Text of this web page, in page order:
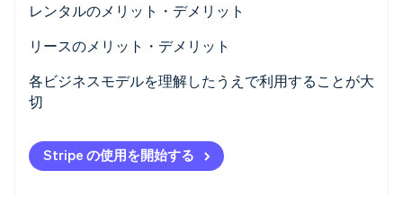
Stripe Sessions 2026
Stripe が AI の経済インフラをどのように構築しているかを
ご覧ください。
レンタルとは？
リースとは？
リースビジネスの代表例
サブスクのメリット
サブスクのデメリット
レンタルのメリット・デメリット
レンタルのデメリット
リースのメリット・デメリット
リースのメリット
リースのデメリット
各ビジネスモデルを理解したうえで利用することが大
切
Stripe の使用を開始する